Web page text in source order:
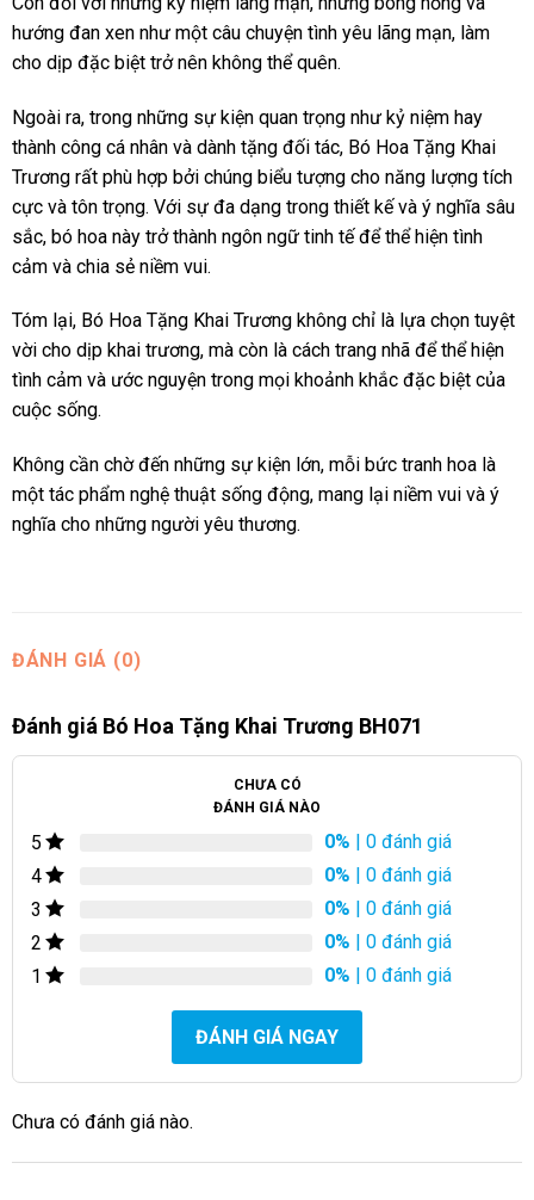
hướng đan xen như một câu chuyện tình yêu lãng mạn, làm
cho dịp đặc biệt trở nên không thể quên.
Ngoài ra, trong những sự kiện quan trọng như kỷ niệm hay
thành công cá nhân và dành tặng đối tác, Bó Hoa Tặng Khai
Trương rất phù hợp bởi chúng biểu tượng cho năng lượng tích
cực và tôn trọng. Với sự đa dạng trong thiết kế và ý nghĩa sâu
sắc, bó hoa này trở thành ngôn ngữ tinh tế để thể hiện tình
cảm và chia sẻ niềm vui.
Tóm lại, Bó Hoa Tặng Khai Trương không chỉ là lựa chọn tuyệt
vời cho dịp khai trương, mà còn là cách trang nhã để thể hiện
tình cảm và ước nguyện trong mọi khoảnh khắc đặc biệt của
cuộc sống.
Không cần chờ đến những sự kiện lớn, mỗi bức tranh hoa là
một tác phẩm nghệ thuật sống động, mang lại niềm vui và ý
nghĩa cho những người yêu thương.
ĐÁNH GIÁ (0)
Đánh giá Bó Hoa Tặng Khai Trương BH071
CHƯA CÓ
ĐÁNH GIÁ NÀO
5 0% | 0 đánh giá
4
0% | 0 đánh giá
3
0% | 0 đánh giá
2
0% | 0 đánh giá
1
0% | 0 đánh giá
ĐÁNH GIÁ NGAY
Chưa có đánh giá nào.